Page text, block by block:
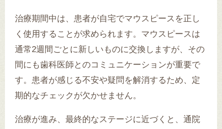
治療期間中は、患者が自宅でマウスピースを正し
く使用することが求められます。マウスピースは
通常2週間ごとに新しいものに交換しますが、その
間にも歯科医師とのコミュニケーションが重要で
す。患者が感じる不安や疑問を解消するため、定
期的なチェックが欠かせません。
治療が進み、最終的なステージに近づくと、通院